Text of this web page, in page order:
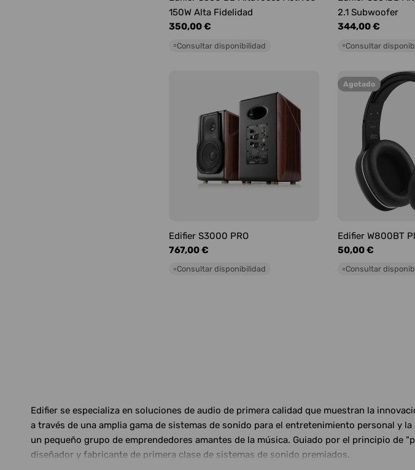
150W Alta Fidelidad
Precio
350,00 €
○Consultar disponibilidad
2.1 Subwoofer
Precio
344,00 €
○Consultar
Edifier S3000 PRO
Precio
habitual
767,00 €
○Consultar disponibilidad
Agotado
Edifier W800BT
Precio
habitual
50,00 €
○Consultar
Edifier se especializa en soluciones de audio de primera calidad que muestran la
a través de una amplia gama de sistemas de sonido para el entretenimiento personal y
un pequeño grupo de emprendedores amantes de la música. Guiado por el principio
diseñador y fabricante de primera clase de sistemas de sonido premiados.